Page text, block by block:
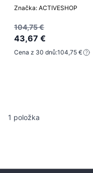
Značka: ACTIVESHOP
104,75 €
43,67 €
Cena z 30 dnů:104,75 €
1 položka